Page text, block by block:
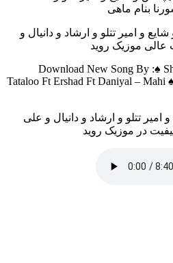
و امیر تتلو و ارشاد و دانیال و
عالی موزیک روید
Download New Song By :♠
Tataloo Ft Ershad Ft Daniyal – Mahi
تتلو و ارشاد و دانیال و علی
در موزیک روید